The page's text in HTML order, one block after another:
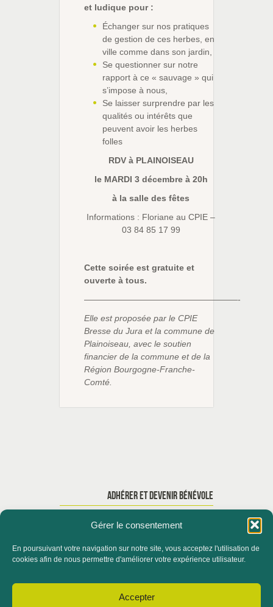
Gérer le consentement
En poursuivant votre navigation sur notre site, vous acceptez l'utilisation de
cookies afin de nous permettre d'améliorer votre expérience utilisateur.
Accepter
et ludique pour :
Échanger sur nos pratiques
de gestion de ces herbes, en
ville comme dans son jardin,
Se questionner sur notre
rapport à ce « sauvage » qui
s’impose à nous,
Se laisser surprendre par les
qualités ou intérêts que
peuvent avoir les herbes
folles
RDV à PLAINOISEAU
le MARDI 3 décembre à 20h
à la salle des fêtes
Informations : Floriane au CPIE –
03 84 85 17 99
Cette soirée est gratuite et
ouverte à tous.
——————————————————-
Elle est proposée par le CPIE
Bresse du Jura et la commune de
Plainoiseau, avec le soutien
financier de la commune et de la
Région Bourgogne-Franche-
Comté.
ADHÉRER ET DEVENIR BÉNÉVOLE
ACCUEIL
QUI SOMMES-NOUS ?
CONTACTER LE SERVICE FORMATION